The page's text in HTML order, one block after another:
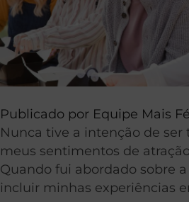
Publicado por Equipe Mais Fé
Nunca tive a intenção de ser
meus sentimentos de
Quando fui abordado sobre
incluir minhas experiências